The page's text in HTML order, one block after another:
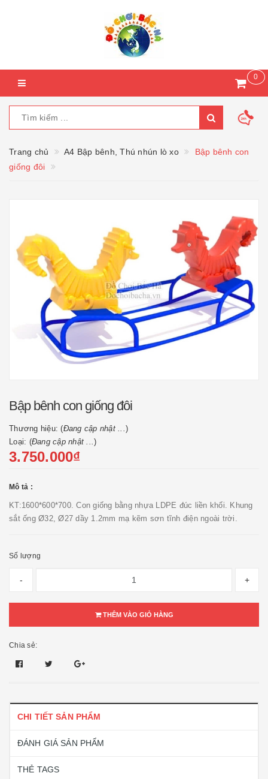
0
Trang chủ A4 Bập bênh, Thú nhún lò xo
Bập bênh con
giống đôi
Bập bênh con giống đôi
Thương hiệu: (Đang cập nhật ...)
Loại: (Đang cập nhật ...)
3.750.000₫
Mô tả :
KT:1600*600*700. Con giống bằng nhựa LDPE đúc liền khối. Khung
sắt ống Ø32, Ø27 dầy 1.2mm mạ kẽm sơn tĩnh điện ngoài trời.
Số lượng
- +
THÊM VÀO GIỎ HÀNG
Chia sẻ:
CHI TIẾT SẢN PHẨM
ĐÁNH GIÁ SẢN PHẨM
THẺ TAGS